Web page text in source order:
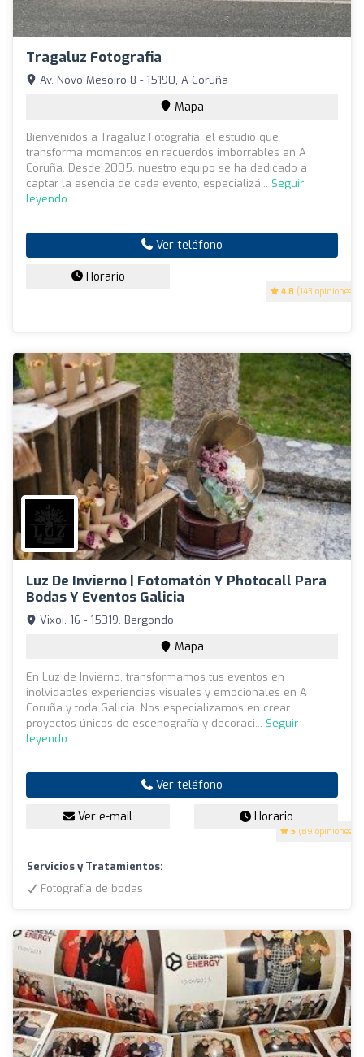
Tragaluz Fotografia
4.8 (143 opiniones)
Av. Novo Mesoiro 8 - 15190, A Coruña
Mapa
Bienvenidos a Tragaluz Fotografía, el estudio que
transforma momentos en recuerdos imborrables en A
Coruña. Desde 2005, nuestro equipo se ha dedicado a
captar la esencia de cada evento, especializá... Seguir
leyendo
Ver teléfono
Horario
Luz De Invierno | Fotomatón Y Photocall Para
Bodas Y Eventos Galicia
5 (89 opiniones)
Vixoi, 16 - 15319, Bergondo
Mapa
En Luz de Invierno, transformamos tus eventos en
inolvidables experiencias visuales y emocionales en A
Coruña y toda Galicia. Nos especializamos en crear
proyectos únicos de escenografía y decoraci... Seguir
leyendo
Ver teléfono
Ver e-mail Horario
Servicios y Tratamientos:
Fotografía de bodas